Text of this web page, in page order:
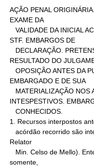
AÇÃO PENAL
EXAME DA
STF. EMBARGOS DE
RESULTADO DO
EMBARGADO E DE SUA
INTESPESTIVOS.
1. Recursos interpostos
Relator
somente,